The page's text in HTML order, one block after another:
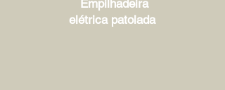
Empilhadeira
elétrica patolada